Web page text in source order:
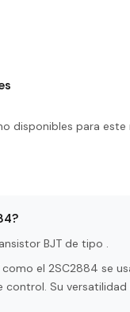
disponibles para
BJT de tipo .
el 2SC2884 se
Su